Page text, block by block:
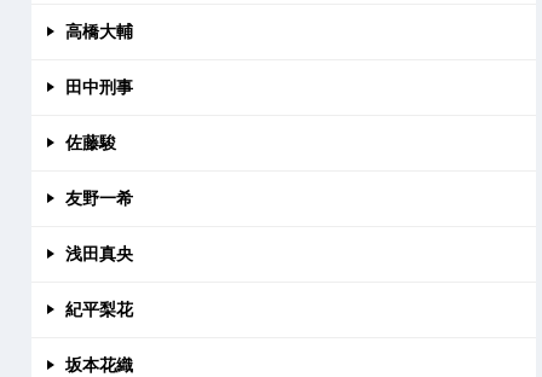
高橋大輔
田中刑事
佐藤駿
友野一希
浅田真央
紀平梨花
坂本花織